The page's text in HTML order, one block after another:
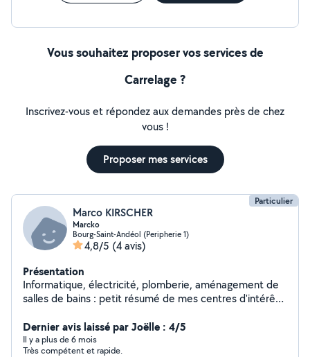
Vous souhaitez proposer vos services de
Carrelage ?
Inscrivez-vous et répondez aux demandes près de chez
vous !
Proposer mes services
Particulier
Marco KIRSCHER
Marcko
Bourg-Saint-Andéol (Peripherie 1)
4,8/5 (4 avis)
Présentation
Informatique, électricité, plomberie, aménagement de
salles de bains : petit résumé de mes centres d'intérêt.
Dernier avis laissé par Joëlle : 4/5
Il y a plus de 6 mois
Très compétent et rapide.